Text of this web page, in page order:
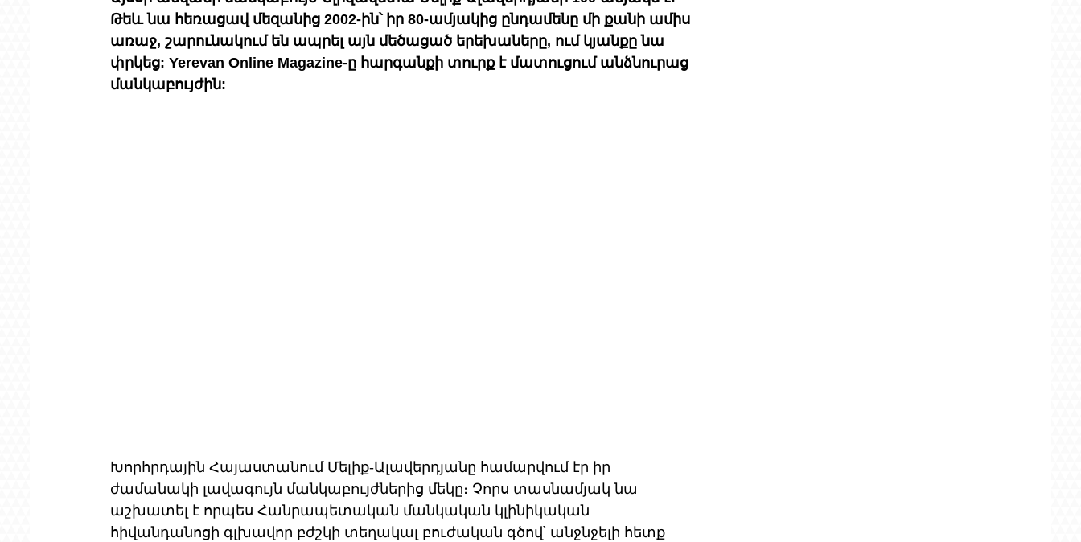
Թեև նա հեռացավ մեզանից 2002-ին՝ իր 80-ամյակից ընդամենը մի քանի ամիս
առաջ, շարունակում են ապրել այն մեծացած երեխաները, ում կյանքը նա
փրկեց: Yerevan Online Magazine-ը հարգանքի տուրք է մատուցում անձնուրաց
մանկաբույժին:
Խորհրդային Հայաստանում Մելիք-Ալավերդյանը համարվում էր իր
ժամանակի լավագույն մանկաբույժներից մեկը։ Չորս տասնամյակ նա
աշխատել է որպես Հանրապետական մանկական կլինիկական
հիվանդանոցի գլխավոր բժշկի տեղակալ բուժական գծով՝ անջնջելի հետք